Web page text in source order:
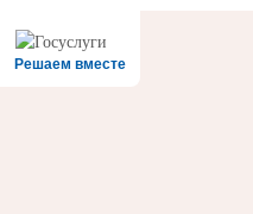
Решаем вместе